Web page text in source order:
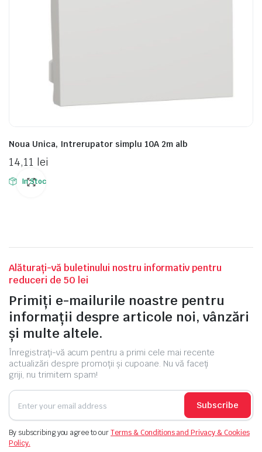
Noua Unica, Intrerupator simplu 10A 2m alb
14,11 lei
In Stoc
Alăturați-vă buletinului nostru informativ pentru
reduceri de 50 lei
Primiți e-mailurile noastre pentru
informații despre articole noi, vânzări
și multe altele.
Înregistrați-vă acum pentru a primi cele mai recente
actualizări despre promoții și cupoane. Nu vă faceți
griji, nu trimitem spam!
Subscribe
By subscribing you agree to ourTerms & Conditions and Privacy & Cookies
Policy.